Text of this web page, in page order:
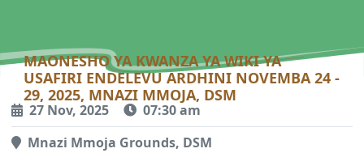
MAONESHO YA KWANZA YA WIKI YA
USAFIRI ENDELEVU ARDHINI NOVEMBA 24 -
29, 2025, MNAZI MMOJA, DSM
27 Nov, 2025
07:30 am
Mnazi Mmoja Grounds, DSM